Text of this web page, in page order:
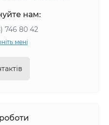
нам:
746 80 42
мені